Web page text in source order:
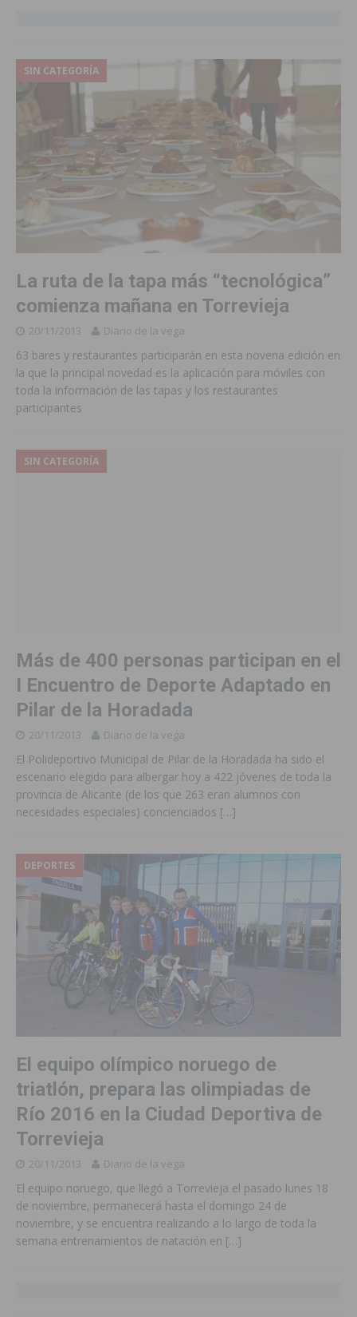
SIN CATEGORÍA
La ruta de la tapa más “tecnológica”
comienza mañana en Torrevieja
20/11/2013 Diario de la vega
63 bares y restaurantes participarán en esta novena edición en
la que la principal novedad es la aplicación para móviles con
toda la información de las tapas y los restaurantes
participantes
SIN CATEGORÍA
Más de 400 personas participan en el
I Encuentro de Deporte Adaptado en
Pilar de la Horadada
20/11/2013 Diario de la vega
El Polideportivo Municipal de Pilar de la Horadada ha sido el
escenario elegido para albergar hoy a 422 jóvenes de toda la
provincia de Alicante (de los que 263 eran alumnos con
necesidades especiales) concienciados […]
DEPORTES
El equipo olímpico noruego de
triatlón, prepara las olimpiadas de
Río 2016 en la Ciudad Deportiva de
Torrevieja
20/11/2013 Diario de la vega
El equipo noruego, que llegó a Torrevieja el pasado lunes 18
de noviembre, permanecerá hasta el domingo 24 de
noviembre, y se encuentra realizando a lo largo de toda la
semana entrenamientos de natación en […]